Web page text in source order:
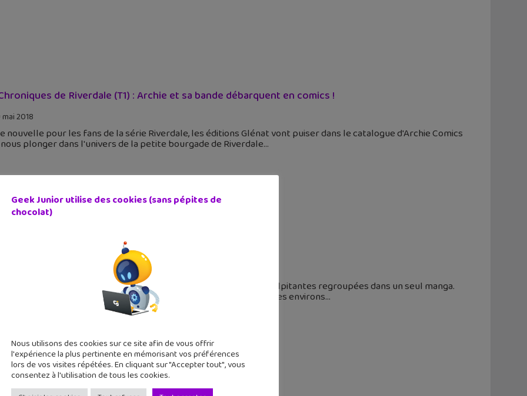
de Riverdale (T1) : Archie et sa bande débarquent en comics !
2018
nouvelle pour les fans de la série Riverdale, les éditions Glénat vont puiser dans le catalogue d'Archie Comics
plonger dans l'univers de la petite bourgade de Riverdale
Manga : Gunnm Other Stories, un one shot pour les fans
continue d'exploiter l’univers de Gunnm avec quatre histoires palpitantes regroupées dans un seul manga.
pour les fans de découvrir un pan inédit de Kuzutetsu et de ses environs
Geek Junior utilise des cookies (sans pépites de
chocolat)
Nous utilisons des cookies sur ce site afin de vous offrir
l'expérience la plus pertinente en mémorisant vos préférences
lors de vos visites répétées. En cliquant sur "Accepter tout", vous
consentez à l'utilisation de tous les cookies.